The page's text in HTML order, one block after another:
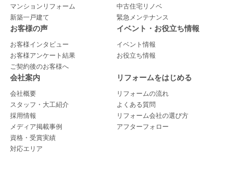
マンションリフォーム
中古住宅リノベ
新築一戸建て
緊急メンテナンス
お客様の声
お客様インタビュー
お客様アンケート結果
ご契約後のお客様へ
イベント・お役立ち情報
イベント情報
お役立ち情報
会社案内
会社概要
スタッフ・大工紹介
採用情報
メディア掲載事例
資格・受賞実績
対応エリア
リフォームをはじめる
リフォームの流れ
よくある質問
リフォーム会社の選び方
アフターフォロー